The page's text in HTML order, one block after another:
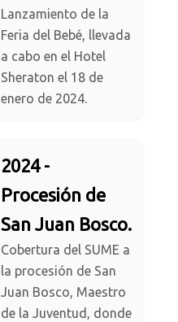
Lanzamiento de la
Feria del Bebé, llevada
a cabo en el Hotel
Sheraton el 18 de
enero de 2024.
2024 -
Procesión de
San Juan Bosco.
Cobertura del SUME a
la procesión de San
Juan Bosco, Maestro
de la Juventud, donde